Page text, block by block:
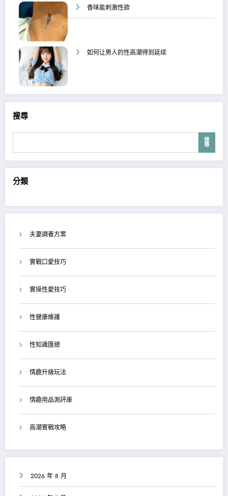
香味能刺激性欲
如何让男人的性高潮得到延续
搜尋
搜
尋
分類
夫妻調養方案
實戰口愛技巧
實操性愛技巧
性健康維護
性知識匯總
情趣升級玩法
情趣用品測評庫
高潮實戰攻略
2026 年 8 月